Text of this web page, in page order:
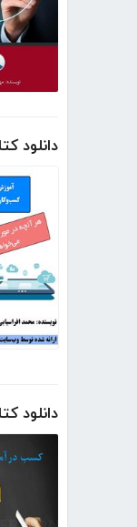
دانلود
دانلود